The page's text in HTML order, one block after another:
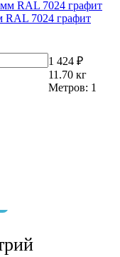
7024 графит
1 424 ₽
11.70 кг
Метров: 1